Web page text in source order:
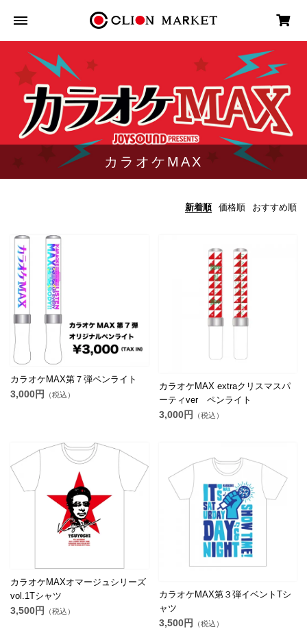
カラオケMAX
新着順 価格順 おすすめ順
カラオケMAX第７弾ペンライト
3,000円 （税込）
カラオケMAX extraクリスマスパ
ーティver ペンライト
3,000円 （税込）
カラオケMAXオマージュシリーズ
vol.1Tシャツ
3,500円 （税込）
カラオケMAX第３弾イベントTシ
ャツ
3,500円 （税込）